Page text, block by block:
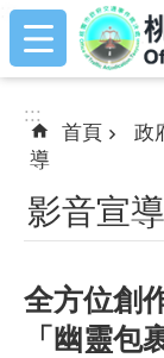
跳到主要內容區塊
:::
:::
首頁 政
導
影音宣導
全方位創
「幽靈包